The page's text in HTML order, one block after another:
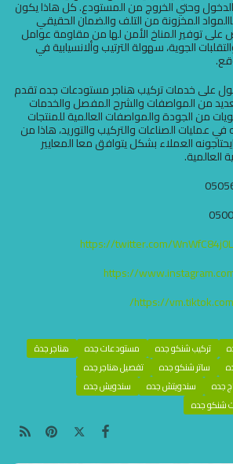
وحتي الخروج من المستودع. كل هاذا يكون
المخزونة من التلف والضمان الحقيقي
توفير المناخ الأمن لها من مقاومة عوامل
الجوية، سهولة الترتيب وألانسيابية في
على خدمات تركيب هناجر مستودعات جده تقدم
من المواصفات والشرح المفصل والخدمات
من الجودة والمواصفات العالمية للمنتجات
عمليات الصناعات والتركيب والتوريد، هاذا من
العملاء بشكل يتوافق معا المعايير
https://twitter.com/
https://
https://
تركيب شنكو جده مستودعات جده
هناجر جدة
ساتر شنكو جده
تفصيل هناجر جده
سندويتش جده
سندويش جده
جده